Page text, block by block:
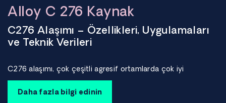
Alloy C 276 Kaynak
C276 Alaşımı – Özellikleri, Uygulamaları
ve Teknik Verileri
C276 alaşımı, çok çeşitli agresif ortamlarda çok iyi
korozyon direnciyle bilinen nikel-krom-molibden bazlı bir
dolgu malzemesidir. Yüksek molibden içeriği, çukurlaşma ve
Daha fazla bilgi edinin